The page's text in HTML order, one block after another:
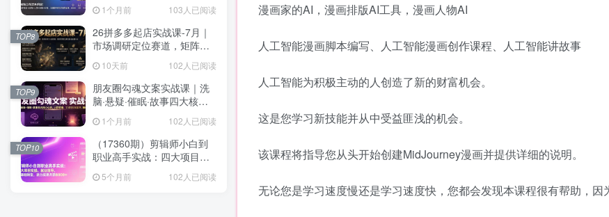
漫画家的AI，漫画排版AI工具，漫画人物AI
人工智能漫画脚本编写、人工智能漫画创作课程、人工智能讲故事
人工智能为积极主动的人创造了新的财富机会。
这是您学习新技能并从中受益匪浅的机会。
该课程将指导您从头开始创建MidJourney漫画并提供详细的说明。
无论您是学习速度慢还是学习速度快，您都会发现本课程很有帮助，因
统，稳定产出高质量视频
1个月前 103人已阅读
26拼多多起店实战课-7月｜
市场调研定位赛道，矩阵秒
法解决新品起量卡点
10天前 102人已阅读
TOP8
朋友圈勾魂文案实战课｜洗
脑·悬疑·催眠·故事四大核心
朋友圈不销而售被动成交
1个月前 102人已阅读
TOP9
（17360期）剪辑师小白到
职业高手实战：四大项目实
型，助力实现月薪8000+
5个月前 102人已阅读
TOP10